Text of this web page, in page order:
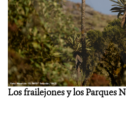
Los frailejones y los Parques